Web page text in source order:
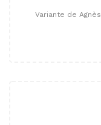
Variante de